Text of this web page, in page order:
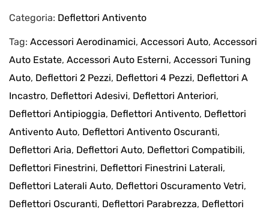
Categoria: Deflettori Antivento
Tag: Accessori Aerodinamici, Accessori Auto, Accessori
Auto Estate, Accessori Auto Esterni, Accessori Tuning
Auto, Deflettori 2 Pezzi, Deflettori 4 Pezzi, Deflettori A
Incastro, Deflettori Adesivi, Deflettori Anteriori,
Deflettori Antipioggia, Deflettori Antivento, Deflettori
Antivento Auto, Deflettori Antivento Oscuranti,
Deflettori Aria, Deflettori Auto, Deflettori Compatibili,
Deflettori Finestrini, Deflettori Finestrini Laterali,
Deflettori Laterali Auto, Deflettori Oscuramento Vetri,
Deflettori Oscuranti, Deflettori Parabrezza, Deflettori